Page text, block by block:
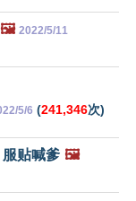
🖼️ 2022/5/11
5/6 (241,346次)
贴喊爹 🖼️